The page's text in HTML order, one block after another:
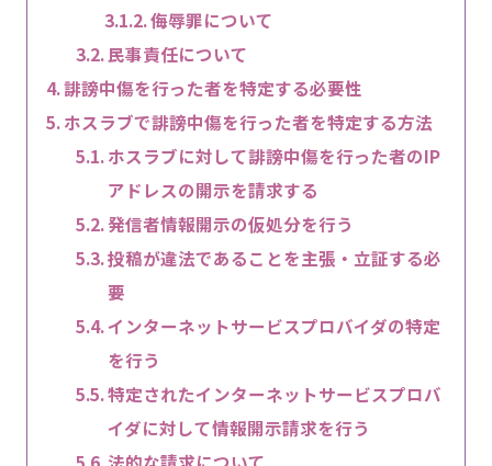
侮辱罪について
民事責任について
誹謗中傷を行った者を特定する必要性
ホスラブで誹謗中傷を行った者を特定する方法
ホスラブに対して誹謗中傷を行った者のIP
アドレスの開示を請求する
発信者情報開示の仮処分を行う
投稿が違法であることを主張・立証する必
要
インターネットサービスプロバイダの特定
を行う
特定されたインターネットサービスプロバ
イダに対して情報開示請求を行う